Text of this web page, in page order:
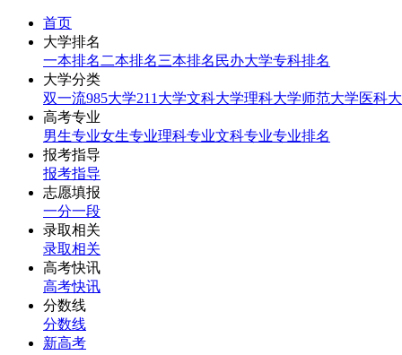
首页
大学排名
一本排名 二本排名三本排名 民办大学专科排名
大学分类
双一流985大学211大学文科大学理科大学师范大学医科
高考专业
男生专业女生专业理科专业文科专业专业排名
报考指导
报考指导
志愿填报
一分一段
录取相关
录取相关
高考快讯
高考快讯
分数线
分数线
新高考